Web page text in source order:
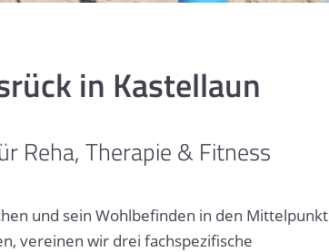
in Kastellaun
Reha, Therapie & Fitness
und sein Wohlbefinden in den Mittelpunkt
vereinen wir drei fachspezifische